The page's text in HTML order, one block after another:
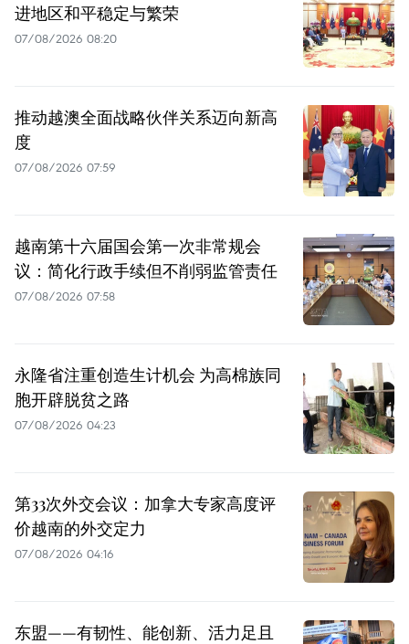
进地区和平稳定与繁荣
07/08/2026 08:20
推动越澳全面战略伙伴关系迈向新高
度
07/08/2026 07:59
越南第十六届国会第一次非常规会
议：简化行政手续但不削弱监管责任
07/08/2026 07:58
永隆省注重创造生计机会 为高棉族同
胞开辟脱贫之路
07/08/2026 04:23
第33次外交会议：加拿大专家高度评
价越南的外交定力
07/08/2026 04:16
东盟——有韧性、能创新、活力足且